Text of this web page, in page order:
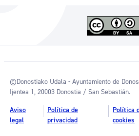
©Donostiako Udala - Ayuntamiento de
Ijentea 1, 20003 Donostia / San Sebastián.
Aviso
legal
Política de
privacidad
Política
cookies